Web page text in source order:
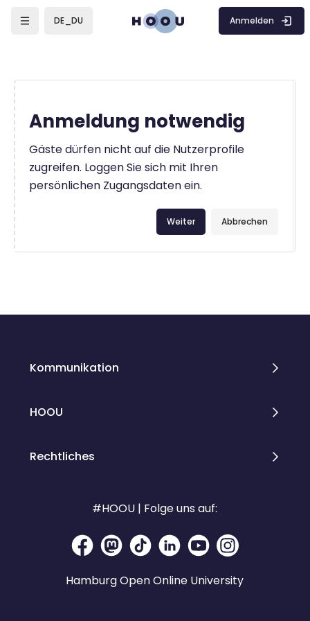
DE_DU Anmelden
Anmeldung notwendig
Gäste dürfen nicht auf die Nutzerprofile
zugreifen. Loggen Sie sich mit Ihren
persönlichen Zugangsdaten ein.
Abbrechen
Weiter
Kommunikation
HOOU
Rechtliches
#HOOU | Folge uns auf:
Hamburg Open Online University